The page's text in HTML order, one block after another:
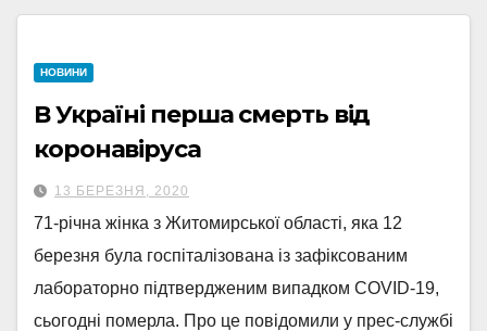
НОВИНИ
В Україні перша смерть від
коронавіруса
13 БЕРЕЗНЯ, 2020
71-річна жінка з Житомирської області, яка 12
березня була госпіталізована із зафіксованим
лабораторно підтвердженим випадком COVID-19,
сьогодні померла. Про це повідомили у прес-службі